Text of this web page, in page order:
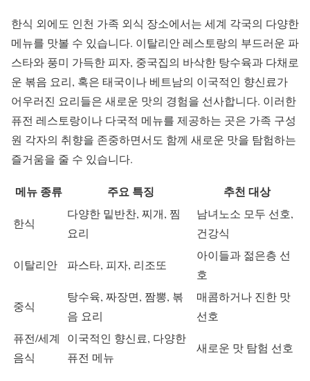
한식 외에도 인천 가족 외식 장소에서는 세계 각국의 다양한
메뉴를 맛볼 수 있습니다. 이탈리안 레스토랑의 부드러운 파
스타와 풍미 가득한 피자, 중국집의 바삭한 탕수육과 다채로
운 볶음 요리, 혹은 태국이나 베트남의 이국적인 향신료가
어우러진 요리들은 새로운 맛의 경험을 선사합니다. 이러한
퓨전 레스토랑이나 다국적 메뉴를 제공하는 곳은 가족 구성
원 각자의 취향을 존중하면서도 함께 새로운 맛을 탐험하는
즐거움을 줄 수 있습니다.
메뉴 종류 주요 특징 추천 대상
한식
다양한 밑반찬, 찌개, 찜
요리
남녀노소 모두 선호,
건강식
이탈리안 파스타, 피자, 리조또
아이들과 젊은층 선
호
중식
탕수육, 짜장면, 짬뽕, 볶
음 요리
매콤하거나 진한 맛
선호
퓨전/세계
음식
이국적인 향신료, 다양한
퓨전 메뉴
새로운 맛 탐험 선호